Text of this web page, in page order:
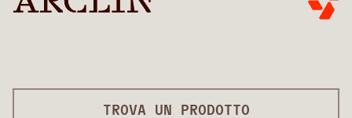
TROVA UN PRODOTTO